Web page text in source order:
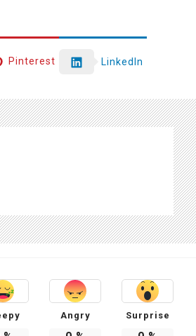
Pinterest LinkedIn
Angry Surprise